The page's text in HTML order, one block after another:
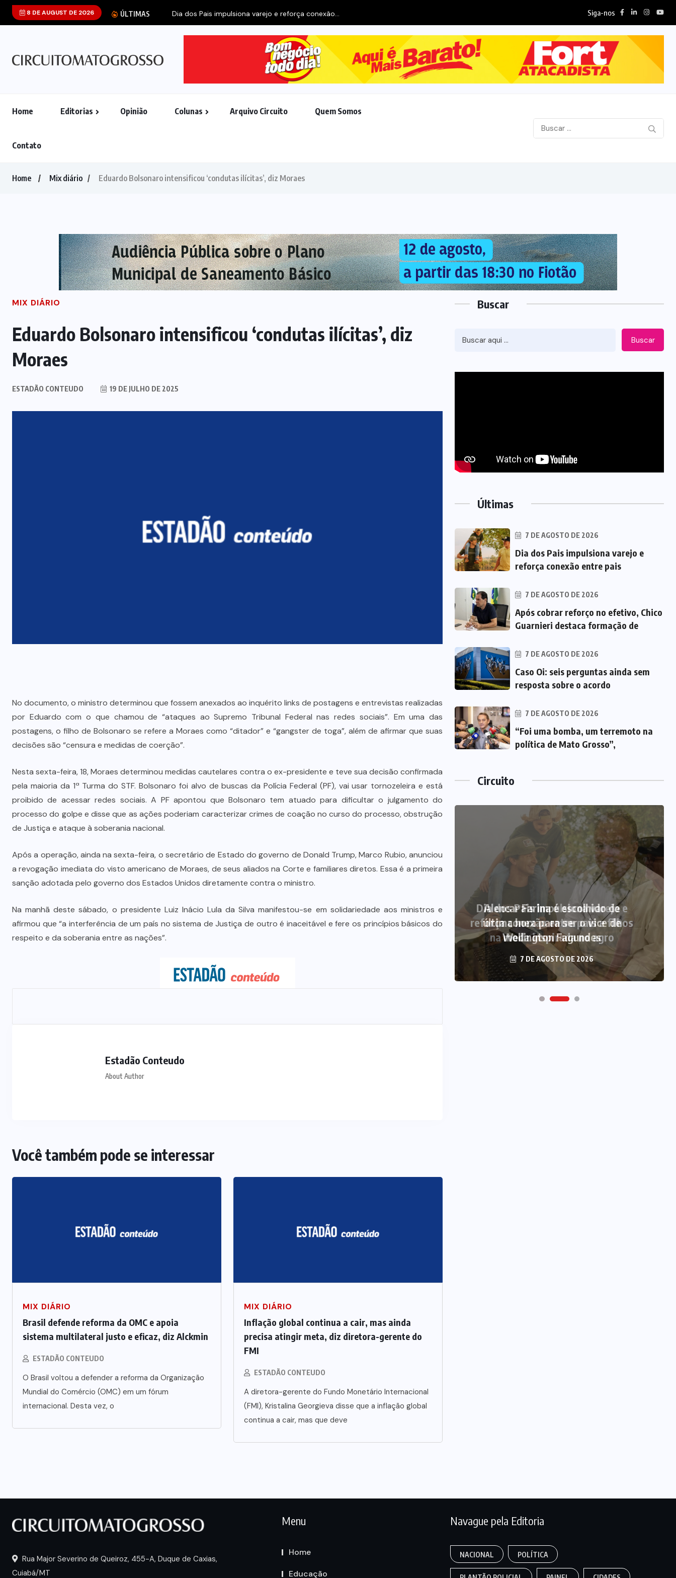
8 DE AUGUST DE 2026 ÚLTIMAS Dia dos Pais impulsiona varejo e reforça conexão... Siga-nos
Home Editorias Opinião Colunas Arquivo Circuito Quem Somos
Contato
Home Mix diário Eduardo Bolsonaro intensificou ‘condutas ilícitas’, diz Moraes
MIX DIÁRIO
Eduardo Bolsonaro intensificou ‘condutas ilícitas’, diz
Moraes
ESTADÃO CONTEUDO 19 DE JULHO DE 2025
No documento, o ministro determinou que fossem anexados ao inquérito links de postagens e entrevistas realizadas
por Eduardo com o que chamou de “ataques ao Supremo Tribunal Federal nas redes sociais”. Em uma das
postagens, o filho de Bolsonaro se refere a Moraes como “ditador” e “gangster de toga”, além de afirmar que suas
decisões são “censura e medidas de coerção”.
Nesta sexta-feira, 18, Moraes determinou medidas cautelares contra o ex-presidente e teve sua decisão confirmada
pela maioria da 1ª Turma do STF. Bolsonaro foi alvo de buscas da Polícia Federal (PF), vai usar tornozeleira e está
proibido de acessar redes sociais. A PF apontou que Bolsonaro tem atuado para dificultar o julgamento do
processo do golpe e disse que as ações poderiam caracterizar crimes de coação no curso do processo, obstrução
de Justiça e ataque à soberania nacional.
Após a operação, ainda na sexta-feira, o secretário de Estado do governo de Donald Trump, Marco Rubio, anunciou
a revogação imediata do visto americano de Moraes, de seus aliados na Corte e familiares diretos. Essa é a primeira
sanção adotada pelo governo dos Estados Unidos diretamente contra o ministro.
Na manhã deste sábado, o presidente Luiz Inácio Lula da Silva manifestou-se em solidariedade aos ministros e
afirmou que “a interferência de um país no sistema de Justiça de outro é inaceitável e fere os princípios básicos do
respeito e da soberania entre as nações”.
Estadão Conteudo
About Author
Você também pode se interessar
MIX DIÁRIO
Brasil defende reforma da OMC e apoia
sistema multilateral justo e eficaz, diz Alckmin
ESTADÃO CONTEUDO
O Brasil voltou a defender a reforma da Organização
Mundial do Comércio (OMC) em um fórum
internacional. Desta vez, o
MIX DIÁRIO
Inflação global continua a cair, mas ainda
precisa atingir meta, diz diretora-gerente do
FMI
ESTADÃO CONTEUDO
A diretora-gerente do Fundo Monetário Internacional
(FMI), Kristalina Georgieva disse que a inflação global
continua a cair, mas que deve
Buscar
Buscar
Últimas
7 DE AGOSTO DE 2026
Dia dos Pais impulsiona varejo e
reforça conexão entre pais
7 DE AGOSTO DE 2026
Após cobrar reforço no efetivo, Chico
Guarnieri destaca formação de
7 DE AGOSTO DE 2026
Caso Oi: seis perguntas ainda sem
resposta sobre o acordo
7 DE AGOSTO DE 2026
“Foi uma bomba, um terremoto na
política de Mato Grosso”,
Circuito
Prefeito Abilio Brunini recebe a
mais alta honraria da Rotam em
Cuiabá
Dia dos Pais impulsiona varejo e
reforça conexão entre pais e filhos
Alencar Farina é escolhido de
última hora para ser o vice de
Wellington Fagundes
7 DE AGOSTO DE 2026
Rua Major Severino de Queiroz, 455-A, Duque de Caxias,
Cuiabá/MT
Menu
Home
Educação
Navague pela Editoria
NACIONAL POLÍTICA